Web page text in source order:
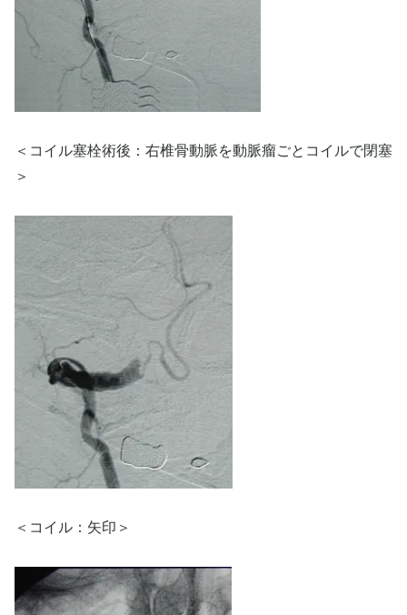
＜コイル塞栓術後：右椎骨動脈を動脈瘤ごとコイルで閉塞
＞
＜コイル：矢印＞